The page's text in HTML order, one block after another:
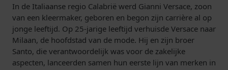
In de Italiaanse regio Calabrië werd Gianni Versace, zoon
van een kleermaker, geboren en begon zijn carrière al op
jonge leeftijd. Op 25-jarige leeftijd verhuisde Versace naar
Milaan, de hoofdstad van de mode. Hij en zijn broer
Santo, die verantwoordelijk was voor de zakelijke
aspecten, lanceerden samen hun eerste lijn van merken in